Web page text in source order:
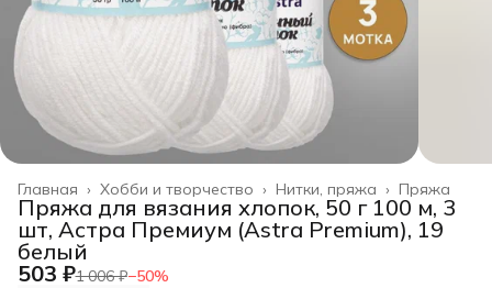
Пряжа
Нитки, пряжа ›
Хобби и творчество ›
Главная ›
Пряжа для вязания хлопок, 50 г 100 м, 3
шт, Астра Премиум (Astra Premium), 19
белый
503 ₽1 006 ₽−50%